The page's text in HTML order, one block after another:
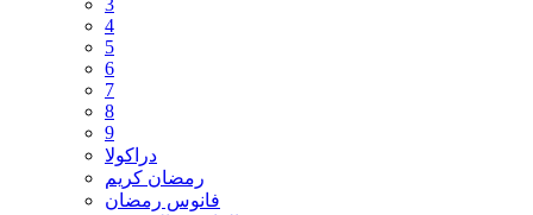
3
4
5
6
7
8
9
دراكولا
رمضان كريم
فانوس رمضان